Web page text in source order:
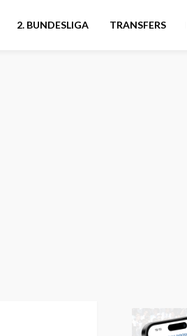
2. BUNDESLIGA TRANSFERS